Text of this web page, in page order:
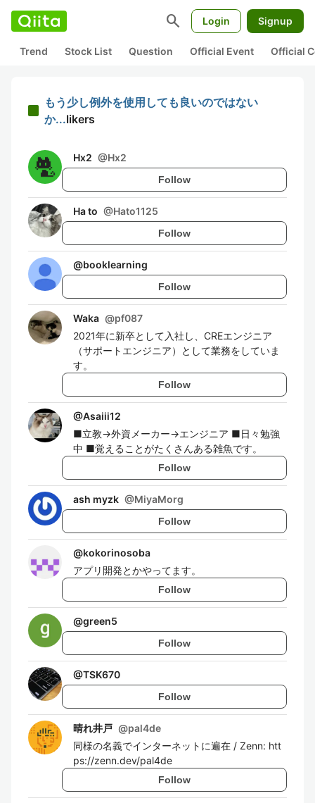
search Login Signup
Trend Stock List Question Official Event Official
もう少し例外を使用しても良いのではない
か...likers
Hx2 @Hx2
Follow
Ha to @Hato1125
Follow
@booklearning
Follow
Waka @pf087
2021年に新卒として入社し、CREエンジニア
（サポートエンジニア）として業務をしていま
す。
Follow
@Asaiii12
■立教→外資メーカー→エンジニア ■日々勉強
中 ■覚えることがたくさんある雑魚です。
Follow
ash myzk @MiyaMorg
Follow
@kokorinosoba
アプリ開発とかやってます。
Follow
@green5
Follow
@TSK670
Follow
晴れ井戸 @pal4de
同様の名義でインターネットに遍在 / Zenn: htt
ps://zenn.dev/pal4de
Follow